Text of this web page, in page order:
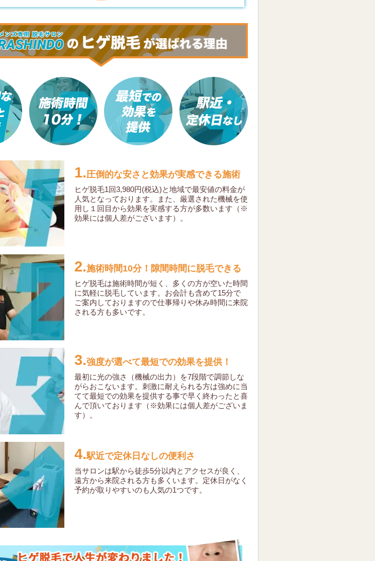
1.圧倒的な安さと効果が実感できる施術
ヒゲ脱毛1回3,980円(税込)と地域で最安値の料金が
人気となっております。
また、厳選された機械を使
用し１回目から効果を実感する方が多数います（※
効果には個人差がございます）。
2.施術時間10分！隙間時間に脱毛できる
ヒゲ脱毛は施術時間が短く、多くの方が空いた時間
に気軽に脱毛しています。 お会計も含めて15分で
ご案内しておりますので仕事帰りや休み時間に来院
される方も多いです。
3.強度が選べて最短での効果を提供！
最初に光の強さ（機械の出力）を7段階で調節しな
がらおこないます。 刺激に耐えられる方は強めに当
てて最短での効果を提供する事で早く終わったと喜
んで頂いております（※効果には個人差がございま
す）。
4.駅近で定休日なしの便利さ
当サロンは駅から徒歩5分以内とアクセスが良く、
遠方から来院される方も多くいます。 定休日がなく
予約が取りやすいのも人気の1つです。